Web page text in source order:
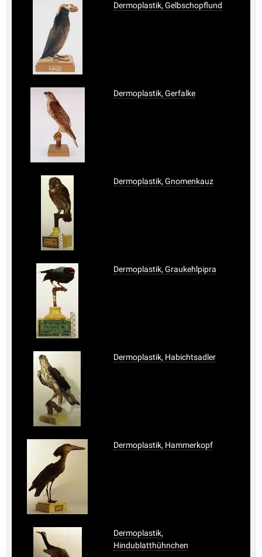
Dermoplastik, Gelbschopflund
Dermoplastik, Gerfalke
Dermoplastik, Gnomenkauz
Dermoplastik, Graukehlpipra
Dermoplastik, Habichtsadler
Dermoplastik, Hammerkopf
Dermoplastik,
Hindublatthühnchen